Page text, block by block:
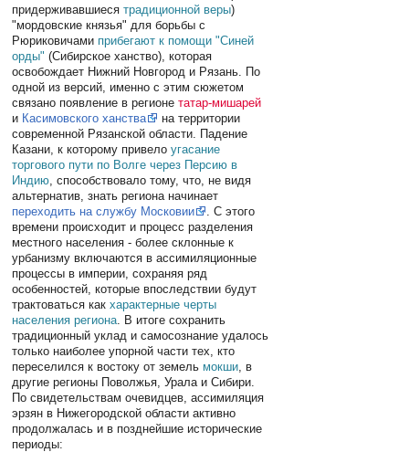
придерживавшиесятрадиционной веры)
"мордовские князья" для борьбы с
Рюриковичами прибегают к помощи "Синей
орды" (Сибирское ханство), которая
освобождает Нижний Новгород и Рязань. По
одной из версий, именно с этим сюжетом
связано появление в регионетатар-мишарей
и Касимовского ханства
на территории
современной Рязанской области. Падение
Казани, к которому привелоугасание
торгового пути по Волге через Персию в
Индию , способствовало тому, что, не видя
альтернатив, знать региона начинает
переходить на службу Московии
. С этого
времени происходит и процесс разделения
местного населения - более склонные к
урбанизму включаются в ассимиляционные
процессы в империи, сохраняя ряд
особенностей, которые впоследствии будут
трактоваться какхарактерные черты
населения региона . В итоге сохранить
традиционный уклад и самосознание удалось
только наиболее упорной части тех, кто
переселился к востоку от земель мокши , в
другие регионы Поволжья, Урала и Сибири.
По свидетельствам очевидцев, ассимиляция
эрзян в Нижегородской области активно
продолжалась и в позднейшие исторические
периоды: